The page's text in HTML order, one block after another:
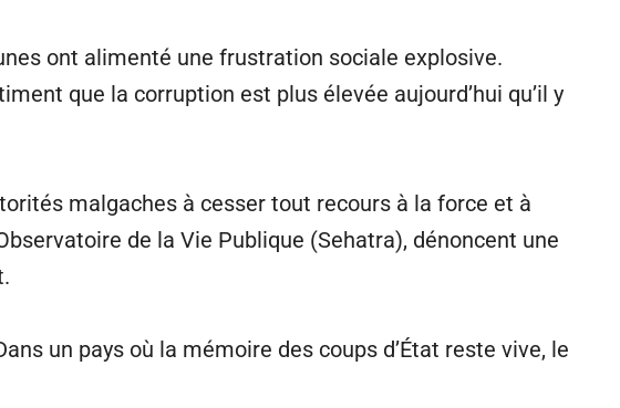
ont alimenté une frustration sociale explosive.
que la corruption est plus élevée aujourd’hui qu’il y
malgaches à cesser tout recours à la force et à
de la Vie Publique (Sehatra), dénoncent une
un pays où la mémoire des coups d’État reste vive, le